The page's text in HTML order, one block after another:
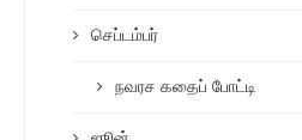
செப்டம்பர்
நவரச கதைப் போட்டி